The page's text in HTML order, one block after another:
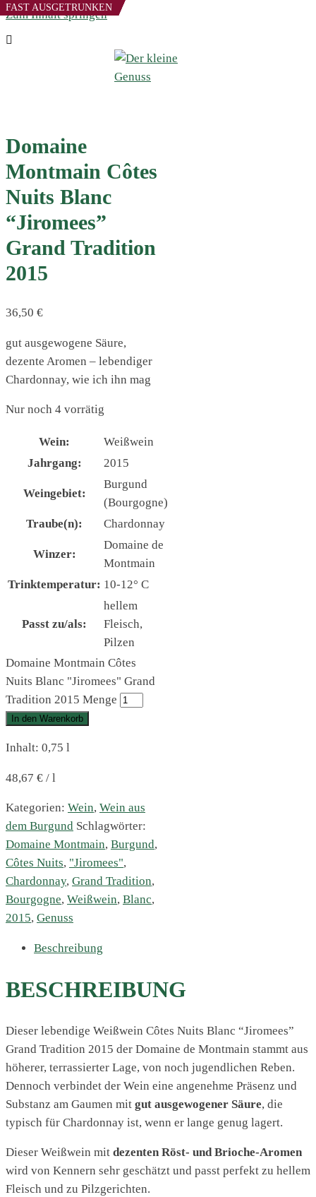
Zum Inhalt springen
Domaine
Montmain Côtes
Nuits Blanc
“Jiromees”
Grand Tradition
2015
36,50 €
gut ausgewogene Säure,
dezente Aromen – lebendiger
Chardonnay, wie ich ihn mag
Nur noch 4 vorrätig
Wein:
Weißwein
Jahrgang:
2015
Weingebiet:
Burgund
(Bourgogne)
Traube(n):
Chardonnay
Winzer:
Domaine de
Montmain
Trinktemperatur: 10-12° C
Passt zu/als:
hellem
Fleisch,
Pilzen
Domaine Montmain Côtes
Nuits Blanc "Jiromees" Grand
Tradition 2015 Menge
In den Warenkorb
Inhalt: 0,75 l
48,67 € / l
Kategorien: Wein, Wein aus
dem Burgund Schlagwörter:
Domaine Montmain, Burgund,
Côtes Nuits, "Jiromees",
Chardonnay, Grand Tradition,
Bourgogne, Weißwein, Blanc,
2015, Genuss
Beschreibung
BESCHREIBUNG
Dieser lebendige Weißwein Côtes Nuits Blanc “Jiromees”
Grand Tradition 2015 der Domaine de Montmain stammt aus
höherer, terrassierter Lage, von noch jugendlichen Reben.
Dennoch verbindet der Wein eine angenehme Präsenz und
Substanz am Gaumen mit gut ausgewogener Säure, die
typisch für Chardonnay ist, wenn er lange genug lagert.
Dieser Weißwein mit dezenten Röst- und Brioche-Aromen
wird von Kennern sehr geschätzt und passt perfekt zu hellem
Fleisch und zu Pilzgerichten.
FAST AUSGETRUNKEN
FAST AUSGETRUNKEN
FAST AUSGETRUNKEN
FAST AUSGETRUNKEN